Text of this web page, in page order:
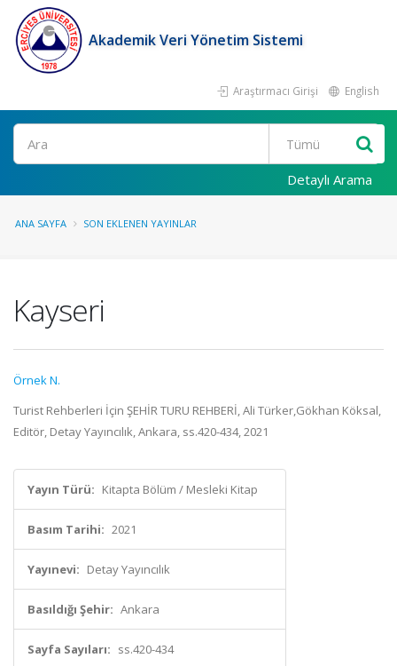
Akademik Veri Yönetim Sistemi
Araştırmacı Girişi English
Ara
Detaylı Arama
ANA SAYFA SON EKLENEN YAYINLAR
Kayseri
Örnek N.
Turist Rehberleri İçin ŞEHİR TURU REHBERİ, Ali Türker,Gökhan Köksal,
Editör, Detay Yayıncılık, Ankara, ss.420-434, 2021
Yayın Türü: Kitapta Bölüm / Mesleki Kitap
Basım Tarihi: 2021
Yayınevi: Detay Yayıncılık
Basıldığı Şehir: Ankara
Sayfa Sayıları: ss.420-434